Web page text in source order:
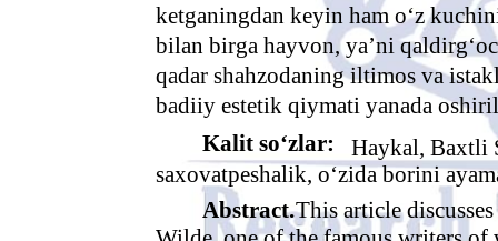
ketganingdan keyin ham o‘z
bilan birga hayvon, ya’ni
qadar shahzodaning iltimos va
badiiy estetik qiymati yanada
Kalit so‘zlar:
Haykal, Baxtli
saxovatpeshalik, o‘zida borini
Abstract.This article